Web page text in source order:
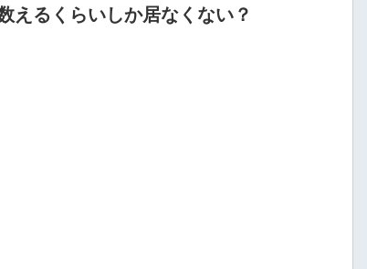
えるくらいしか居なくない？